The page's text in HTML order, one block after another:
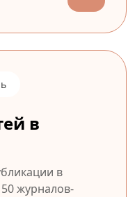
в
в
журналов-